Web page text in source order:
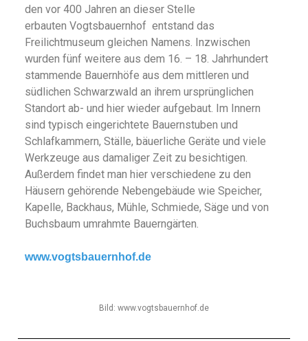
den vor 400 Jahren an dieser Stelle
erbauten Vogtsbauernhof entstand das
Freilichtmuseum gleichen Namens. Inzwischen
wurden fünf weitere aus dem 16. – 18. Jahrhundert
stammende Bauernhöfe aus dem mittleren und
südlichen Schwarzwald an ihrem ursprünglichen
Standort ab- und hier wieder aufgebaut. Im Innern
sind typisch eingerichtete Bauernstuben und
Schlafkammern, Ställe, bäuerliche Geräte und viele
Werkzeuge aus damaliger Zeit zu besichtigen.
Außerdem findet man hier verschiedene zu den
Häusern gehörende Nebengebäude wie Speicher,
Kapelle, Backhaus, Mühle, Schmiede, Säge und von
Buchsbaum umrahmte Bauerngärten.
www.vogtsbauernhof.de
Bild: www.vogtsbauernhof.de